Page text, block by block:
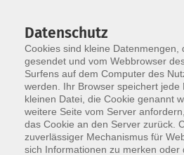
Skip to main content
Der Kurs konnte nicht
Datenschutz
Cookies sind kleine Datenmengen,
gesendet und vom Webbrowser
Surfens auf dem Computer des
werden. Ihr Browser speichert jede
kleinen Datei, die Cookie genannt
weitere Seite vom Server
das Cookie an den Server zurück.
zuverlässiger Mechanismus für
sich Informationen zu merken oder